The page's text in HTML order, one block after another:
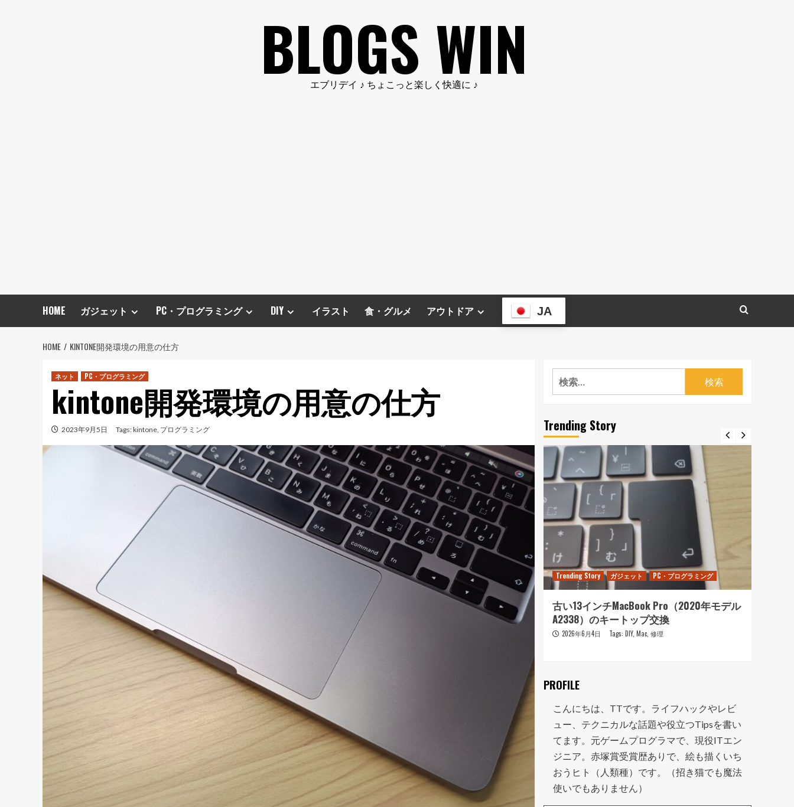
BLOGS WIN
エブリデイ ♪ ちょこっと楽しく快適に ♪
HOME ガジェット PC・プログラミング DIY イラスト 食・グルメ アウトドア JA
HOME KINTONE開発環境の用意の仕方
ネット PC・プログラミング
kintone開発環境の用意の仕方
2023年9月5日 Tags:kintone, プログラミング
検
索:
Trending Story
Trending Story DIY ガジェット
ネット
PC・プログラミング
タッチタイピング（ブラインドタッチ）で
きるようになった！ ので、ご褒美にブラ
ックアウトステッカー
2025年1月16日
Trending Story ガジェット PC・プログラミング
古い13インチMacBook Pro（2020年モデル
A2338）のキートップ交換
2026年6月4日 Tags: DIY, Mac, 修理
PROFILE
こんにちは、TTです。ライフハックやレビ
ュー、テクニカルな話題や役立つTipsを書い
てます。元ゲームプログラマで、現役ITエン
ジニア。赤塚賞受賞歴ありで、絵も描くいち
おうヒト（人類種）です。（招き猫でも魔法
使いでもありません）